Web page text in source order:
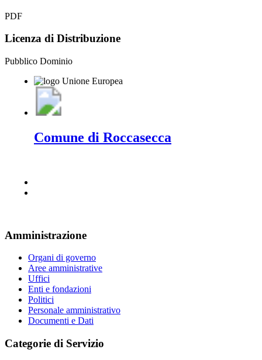
PDF
Licenza di Distribuzione
Pubblico Dominio
Comune di Roccasecca
Amministrazione
Organi di governo
Aree amministrative
Uffici
Enti e fondazioni
Politici
Personale amministrativo
Documenti e Dati
Categorie di Servizio